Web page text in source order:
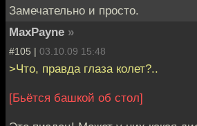
Замечательно и просто.
MaxPayne »
#105 | 03.10.09 15:48
>Что, правда глаза колет?..
[Бьётся башкой об стол]